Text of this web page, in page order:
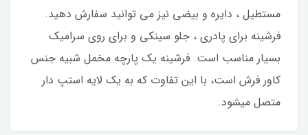
مستطیل ، دایره و بیضی نیز می توانید سفارش دهید.
فرشینه برای پادری ، جلو سینکی و برای روی سرامیک
بسیار مناسب است. فرشینه یک پارچه مخمل شبیه جنس
کاور فرش است، با این تفاوت که به یک لایه استپ دار
متصل میشود.